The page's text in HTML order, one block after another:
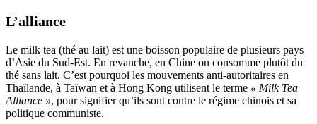
L’alliance
Le milk tea (thé au lait) est une boisson populaire de plusieurs pays
d’Asie du Sud-Est. En revanche, en Chine on consomme plutôt du
thé sans lait. C’est pourquoi les mouvements anti-autoritaires en
Thaïlande, à Taïwan et à Hong Kong utilisent le terme « Milk Tea
Alliance », pour signifier qu’ils sont contre le régime chinois et sa
politique communiste.